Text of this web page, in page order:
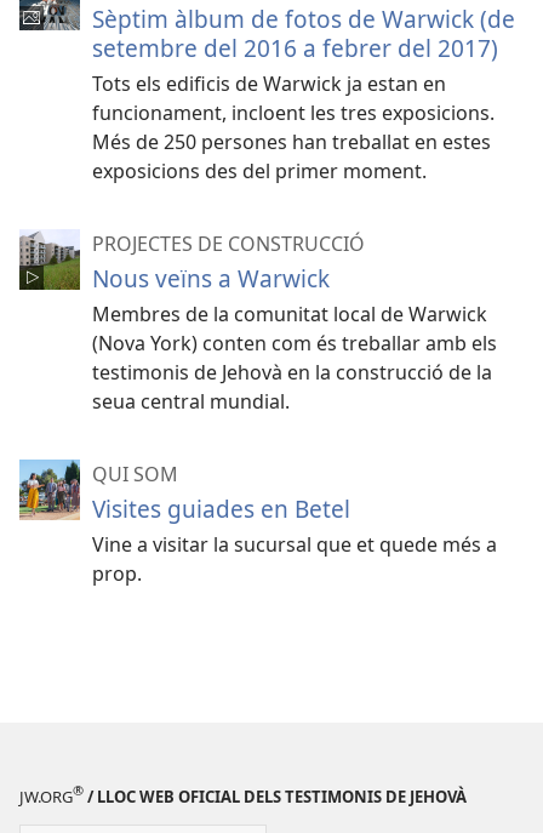
Sèptim àlbum de fotos de Warwick (de
setembre del 2016 a febrer del 2017)
Tots els edificis de Warwick ja estan en
funcionament, incloent les tres exposicions.
Més de 250 persones han treballat en estes
exposicions des del primer moment.
PROJECTES DE CONSTRUCCIÓ
Nous veïns a Warwick
Membres de la comunitat local de Warwick
(Nova York) conten com és treballar amb els
testimonis de Jehovà en la construcció de la
seua central mundial.
QUI SOM
Visites guiades en Betel
Vine a visitar la sucursal que et quede més a
prop.
JW.ORG® / LLOC WEB OFICIAL DELS TESTIMONIS DE JEHOVÀ